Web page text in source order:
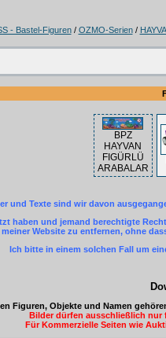
- Bastel-Figuren/ OZMO-Serien/
BPZ
HAYVAN
FIGÜRLÜ
ARABALAR
und Texte sind wir davon
haben und jemand berechtigte
Website zu entfernen, ohne
Ich bitte in einem solchen Fall um
Figuren, Objekte und Namen
Bilder dürfen ausschließlich nur
Für Kommerzielle Seiten wie